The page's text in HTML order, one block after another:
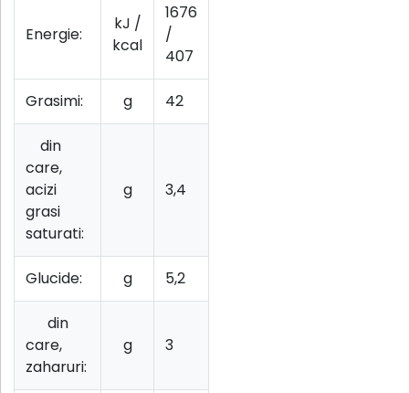
Energie:
kJ /
kcal
1676
/
407
Grasimi: g 42
din
care,
acizi
grasi
saturati:
g 3,4
Glucide: g 5,2
din
care,
zaharuri:
g 3